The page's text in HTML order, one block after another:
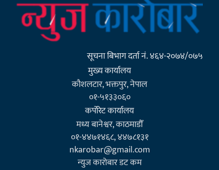
सूचना बिभाग दर्ता नं. ४६४-२०७४/०७५
मुख्य कार्यालय
कौशलटार, भक्तपुर, नेपाल
०१-५१३३०६०
कर्पाेरेट कार्यालय
मध्य बानेश्वर, काठमाडौँ
०१-४४७१४६८, ४४७८१३१
nkarobar@gmail.com
न्युज कारोबार डट कम